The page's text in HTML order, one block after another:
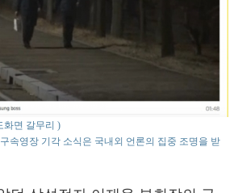
화면 갈무리 )
속영장 기각 소식은 국내외 언론의 집중 조명을 받